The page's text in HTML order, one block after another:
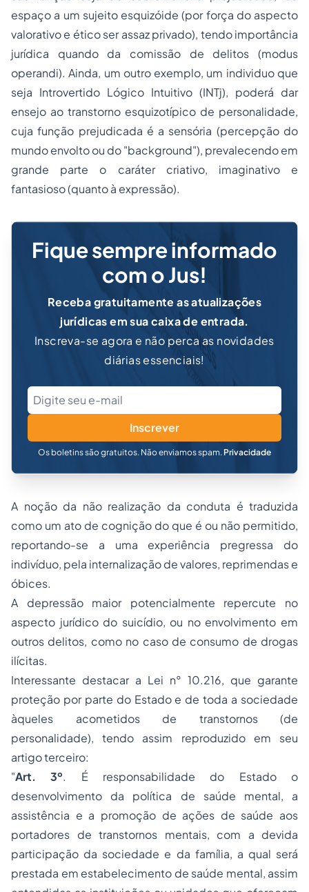
espaço a um sujeito esquizóide (por força do aspecto
valorativo e ético ser assaz privado), tendo importância
jurídica quando da comissão de delitos (modus
operandi). Ainda, um outro exemplo, um individuo que
seja Introvertido Lógico Intuitivo (INTj), poderá dar
ensejo ao transtorno esquizotípico de personalidade,
cuja função prejudicada é a sensória (percepção do
mundo envolto ou do "background"), prevalecendo em
grande parte o caráter criativo, imaginativo e
fantasioso (quanto à expressão).
Fique sempre informado
com o Jus!
Receba gratuitamente as atualizações
jurídicas em sua caixa de entrada.
Inscreva-se agora e não perca as novidades
diárias essenciais!
Inscrever
Os boletins são gratuitos. Não enviamos spam. Privacidade
A noção da não realização da conduta é traduzida
como um ato de cognição do que é ou não permitido,
reportando-se a uma experiência pregressa do
indivíduo, pela internalização de valores, reprimendas e
óbices.
A depressão maior potencialmente repercute no
aspecto jurídico do suicídio, ou no envolvimento em
outros delitos, como no caso de consumo de drogas
ilícitas.
Interessante destacar a Lei n° 10.216, que garante
proteção por parte do Estado e de toda a sociedade
àqueles acometidos de transtornos (de
personalidade), tendo assim reproduzido em seu
artigo terceiro:
"Art. 3º. É responsabilidade do Estado o
desenvolvimento da política de saúde mental, a
assistência e a promoção de ações de saúde aos
portadores de transtornos mentais, com a devida
participação da sociedade e da família, a qual será
prestada em estabelecimento de saúde mental, assim